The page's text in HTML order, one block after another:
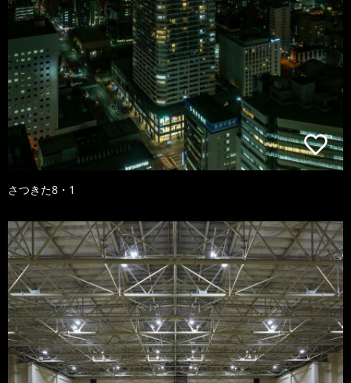
さつきた8・1